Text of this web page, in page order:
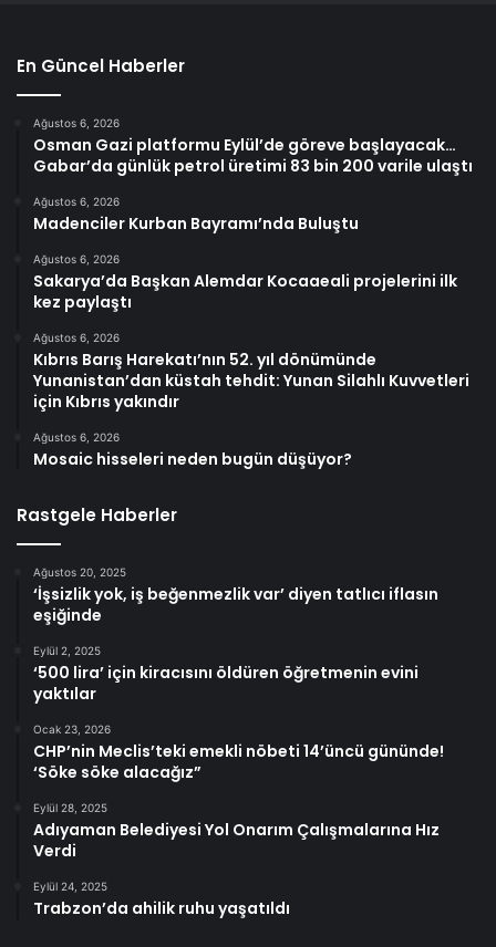
En Güncel Haberler
Ağustos 6, 2026
Osman Gazi platformu Eylül’de göreve başlayacak…
Gabar’da günlük petrol üretimi 83 bin 200 varile ulaştı
Ağustos 6, 2026
Madenciler Kurban Bayramı’nda Buluştu
Ağustos 6, 2026
Sakarya’da Başkan Alemdar Kocaaeali projelerini ilk
kez paylaştı
Ağustos 6, 2026
Kıbrıs Barış Harekatı’nın 52. yıl dönümünde
Yunanistan’dan küstah tehdit: Yunan Silahlı Kuvvetleri
için Kıbrıs yakındır
Ağustos 6, 2026
Mosaic hisseleri neden bugün düşüyor?
Rastgele Haberler
Ağustos 20, 2025
‘İşsizlik yok, iş beğenmezlik var’ diyen tatlıcı iflasın
eşiğinde
Eylül 2, 2025
‘500 lira’ için kiracısını öldüren öğretmenin evini
yaktılar
Ocak 23, 2026
CHP’nin Meclis’teki emekli nöbeti 14’üncü gününde!
‘Söke söke alacağız”
Eylül 28, 2025
Adıyaman Belediyesi Yol Onarım Çalışmalarına Hız
Verdi
Eylül 24, 2025
Trabzon’da ahilik ruhu yaşatıldı